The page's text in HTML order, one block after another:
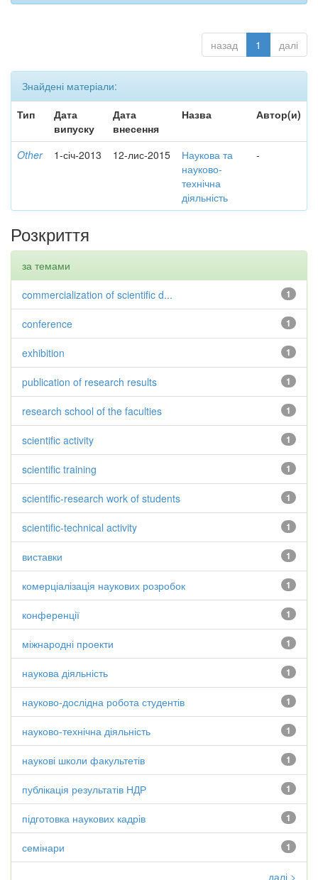
назад 1 далі
Знайдені матеріали:
Тип
Дата
випуску
Дата
внесення
Назва Автор(и)
Other 1-січ-2013 12-лис-2015
Наукова та
науково-
технічна
діяльність
-
Розкриття
за темами
1
commercialization of scientific d...
1
conference
1
exhibition
1
publication of research results
1
research school of the faculties
1
scientific activity
1
scientific training
1
scientific-research work of students
1
scientific-technical activity
1
виставки
1
комерціалізація наукових розробок
1
конференції
1
міжнародні проекти
1
наукова діяльність
1
науково-дослідна робота студентів
1
науково-технічна діяльність
1
наукові школи факультетів
1
публікація результатів НДР
1
підготовка наукових кадрів
1
семінари
далі >